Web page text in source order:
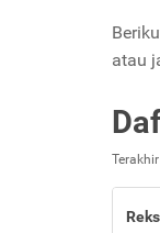
atau